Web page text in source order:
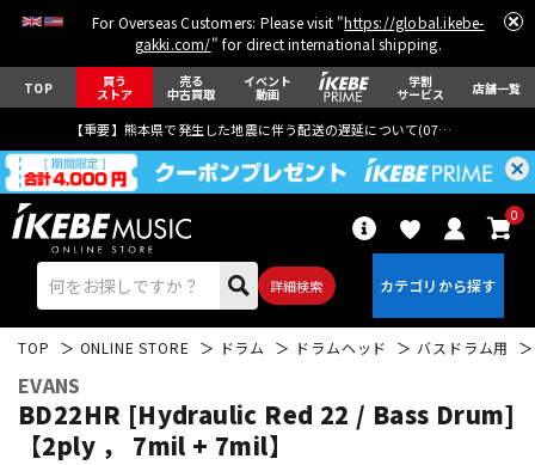
For Overseas Customers: Please visit "https://global.ikebe-
gakki.com/" for direct international shipping.
TOP 買う
ストア
売る
中古買取
イベント
動画
学割
サービス 店舗一覧
【重要】熊本県で発生した地震に伴う配送の遅延について(07月29日
詳細検索
0
TOP ONLINE STORE ドラム ドラムヘッド バスドラム用
EVANS
BD22HR [Hydraulic Red 22 / Bass Drum]
【2ply ， 7mil + 7mil】